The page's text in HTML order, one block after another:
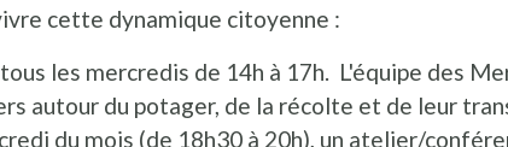
cette dynamique citoyenne :
les mercredis de 14h à 17h. L'équipe des
autour du potager, de la récolte et de leur
du mois (de 18h30 à 20h), un atelier/